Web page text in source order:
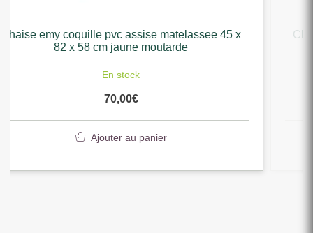
45 x
Chaise emy coquille pvc assise matelassee
82 x 58 cm bleu canard